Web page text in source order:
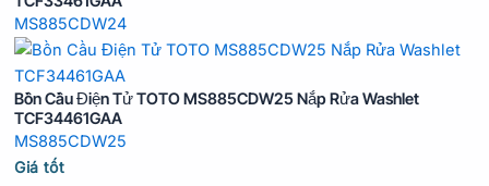
MS885CDW24
Bồn Cầu Điện Tử TOTO MS885CDW25 Nắp Rửa Washlet
TCF34461GAA
MS885CDW25
Giá tốt